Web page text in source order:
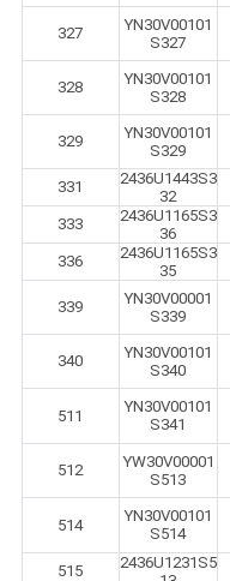
327
YN30V00101
S327
328
YN30V00101
S328
329
YN30V00101
S329
331
2436U1443S3
32
333
2436U1165S3
36
336
2436U1165S3
35
339
YN30V00001
S339
340
YN30V00101
S340
511
YN30V00101
S341
512
YW30V00001
S513
514
YN30V00101
S514
515
2436U1231S5